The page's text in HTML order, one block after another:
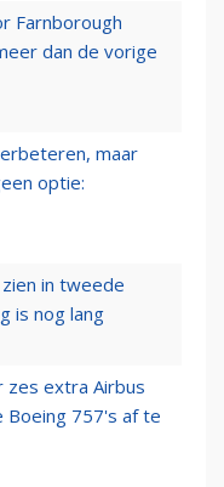
Farnborough
dan de vorige
maar
optie:
in tweede
is nog lang
zes extra Airbus
Boeing 757's af te